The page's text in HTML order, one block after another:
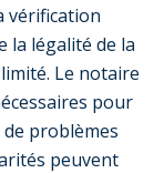
vérification
la légalité de la
Le notaire
pour
problèmes
peuvent